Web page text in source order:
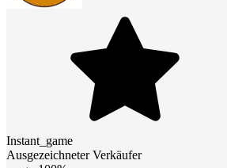
Instant_game
Ausgezeichneter Verkäufer